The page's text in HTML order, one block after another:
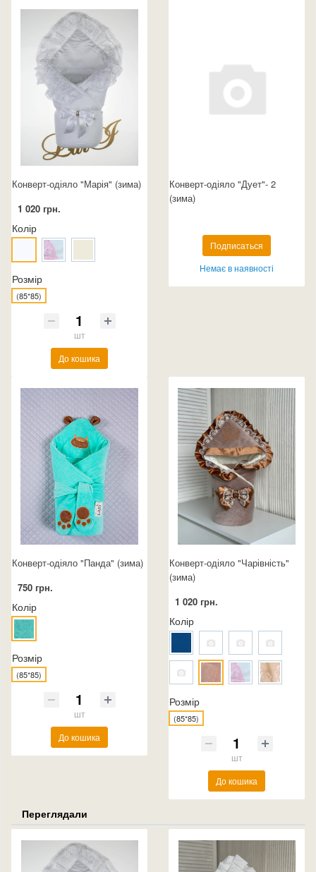
Конверт-одіяло "Марія" (зима)
1 020 грн.
Колір
Розмір
(85*85)
шт
До кошика
Конверт-одіяло "Дует"- 2
(зима)
Подписаться
Немає в наявності
Конверт-одіяло "Панда" (зима)
750 грн.
Колір
Розмір
(85*85)
шт
До кошика
Конверт-одіяло "Чарівність"
(зима)
1 020 грн.
Колір
Розмір
(85*85)
шт
До кошика
Переглядали